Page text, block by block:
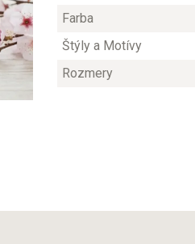
Farba
Štýly a Motívy
Rozmery